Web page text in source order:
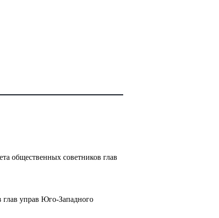
общественных советников глав
глав управ Юго-Западного